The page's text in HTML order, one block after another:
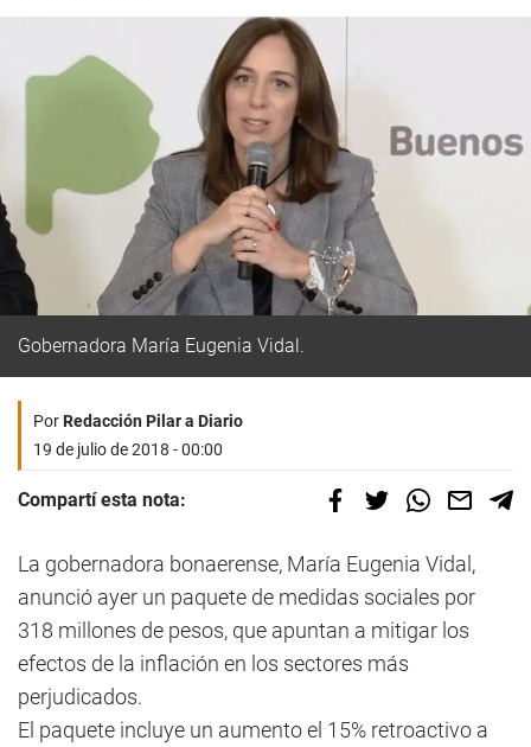
Gobernadora María Eugenia Vidal.
PorRedacción Pilar a Diario
19 de julio de 2018 - 00:00
Compartí esta nota:
La gobernadora bonaerense, María Eugenia Vidal,
anunció ayer un paquete de medidas sociales por
318 millones de pesos, que apuntan a mitigar los
efectos de la inflación en los sectores más
perjudicados.
El paquete incluye un aumento el 15% retroactivo a